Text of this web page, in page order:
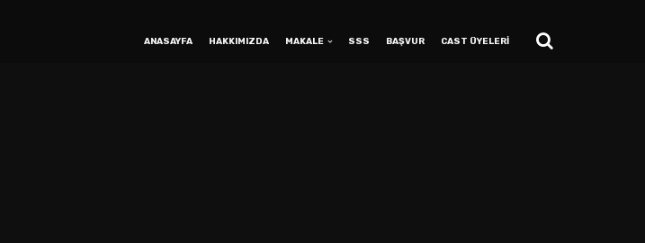
ANASAYFA HAKKIMIZDA MAKALE SSS BAŞVUR CAST ÜYELERİ